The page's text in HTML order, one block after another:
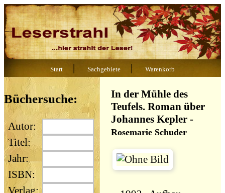
Start | Sachgebiete | Warenkorb
Büchersuche:
Autor:
Titel:
Jahr:
ISBN:
Verlag:
In der Mühle des
Teufels. Roman über
Johannes Kepler -
Rosemarie Schuder